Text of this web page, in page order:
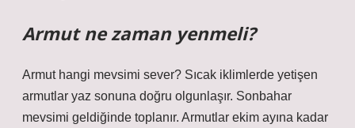
Armut ne zaman yenmeli?
Armut hangi mevsimi sever? Sıcak iklimlerde yetişen
armutlar yaz sonuna doğru olgunlaşır. Sonbahar
mevsimi geldiğinde toplanır. Armutlar ekim ayına kadar